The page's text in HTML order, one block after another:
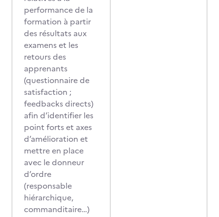
performance de la
formation à partir
des résultats aux
examens et les
retours des
apprenants
(questionnaire de
satisfaction ;
feedbacks directs)
afin d’identifier les
point forts et axes
d’amélioration et
mettre en place
avec le donneur
d’ordre
(responsable
hiérarchique,
commanditaire…)